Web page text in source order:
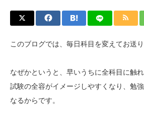
このブログでは、毎日科目を変えてお送り
なぜかというと、早いうちに全科目に触
試験の全容がイメージしやすくなり、勉
なるからです。